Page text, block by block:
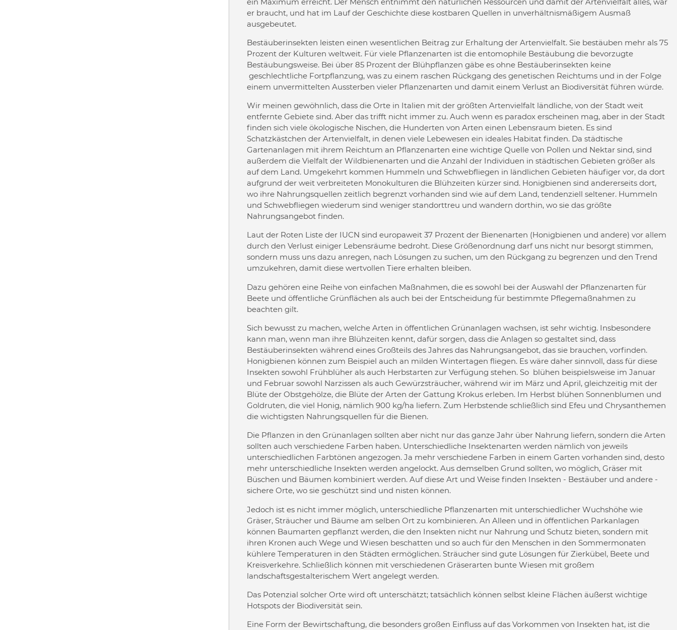
er braucht, und hat im Lauf der Geschichte diese kostbaren Quellen in unverhältnismäßigem Ausmaß
ausgebeutet.
Bestäuberinsekten leisten einen wesentlichen Beitrag zur Erhaltung der Artenvielfalt. Sie bestäuben mehr als 75
Prozent der Kulturen weltweit. Für viele Pflanzenarten ist die entomophile Bestäubung die bevorzugte
Bestäubungsweise. Bei über 85 Prozent der Blühpflanzen gäbe es ohne Bestäuberinsekten keine
geschlechtliche Fortpflanzung, was zu einem raschen Rückgang des genetischen Reichtums und in der Folge
einem unvermittelten Aussterben vieler Pflanzenarten und damit einem Verlust an Biodiversität führen würde.
Wir meinen gewöhnlich, dass die Orte in Italien mit der größten Artenvielfalt ländliche, von der Stadt weit
entfernte Gebiete sind. Aber das trifft nicht immer zu. Auch wenn es paradox erscheinen mag, aber in der Stadt
finden sich viele ökologische Nischen, die Hunderten von Arten einen Lebensraum bieten. Es sind
Schatzkästchen der Artenvielfalt, in denen viele Lebewesen ein ideales Habitat finden. Da städtische
Gartenanlagen mit ihrem Reichtum an Pflanzenarten eine wichtige Quelle von Pollen und Nektar sind, sind
außerdem die Vielfalt der Wildbienenarten und die Anzahl der Individuen in städtischen Gebieten größer als
auf dem Land. Umgekehrt kommen Hummeln und Schwebfliegen in ländlichen Gebieten häufiger vor, da dort
aufgrund der weit verbreiteten Monokulturen die Blühzeiten kürzer sind. Honigbienen sind andererseits dort,
wo ihre Nahrungsquellen zeitlich begrenzt vorhanden sind wie auf dem Land, tendenziell seltener. Hummeln
und Schwebfliegen wiederum sind weniger standorttreu und wandern dorthin, wo sie das größte
Nahrungsangebot finden.
Laut der Roten Liste der IUCN sind europaweit 37 Prozent der Bienenarten (Honigbienen und andere) vor allem
durch den Verlust einiger Lebensräume bedroht. Diese Größenordnung darf uns nicht nur besorgt stimmen,
sondern muss uns dazu anregen, nach Lösungen zu suchen, um den Rückgang zu begrenzen und den Trend
umzukehren, damit diese wertvollen Tiere erhalten bleiben.
Dazu gehören eine Reihe von einfachen Maßnahmen, die es sowohl bei der Auswahl der Pflanzenarten für
Beete und öffentliche Grünflächen als auch bei der Entscheidung für bestimmte Pflegemaßnahmen zu
beachten gilt.
Sich bewusst zu machen, welche Arten in öffentlichen Grünanlagen wachsen, ist sehr wichtig. Insbesondere
kann man, wenn man ihre Blühzeiten kennt, dafür sorgen, dass die Anlagen so gestaltet sind, dass
Bestäuberinsekten während eines Großteils des Jahres das Nahrungsangebot, das sie brauchen, vorfinden.
Honigbienen können zum Beispiel auch an milden Wintertagen fliegen. Es wäre daher sinnvoll, dass für diese
Insekten sowohl Frühblüher als auch Herbstarten zur Verfügung stehen. So blühen beispielsweise im Januar
und Februar sowohl Narzissen als auch Gewürzsträucher, während wir im März und April, gleichzeitig mit der
Blüte der Obstgehölze, die Blüte der Arten der Gattung Krokus erleben. Im Herbst blühen Sonnenblumen und
Goldruten, die viel Honig, nämlich 900 kg/ha liefern. Zum Herbstende schließlich sind Efeu und Chrysanthemen
die wichtigsten Nahrungsquellen für die Bienen.
Die Pflanzen in den Grünanlagen sollten aber nicht nur das ganze Jahr über Nahrung liefern, sondern die Arten
sollten auch verschiedene Farben haben. Unterschiedliche Insektenarten werden nämlich von jeweils
unterschiedlichen Farbtönen angezogen. Ja mehr verschiedene Farben in einem Garten vorhanden sind, desto
mehr unterschiedliche Insekten werden angelockt. Aus demselben Grund sollten, wo möglich, Gräser mit
Büschen und Bäumen kombiniert werden. Auf diese Art und Weise finden Insekten - Bestäuber und andere -
sichere Orte, wo sie geschützt sind und nisten können.
Jedoch ist es nicht immer möglich, unterschiedliche Pflanzenarten mit unterschiedlicher Wuchshöhe wie
Gräser, Sträucher und Bäume am selben Ort zu kombinieren. An Alleen und in öffentlichen Parkanlagen
können Baumarten gepflanzt werden, die den Insekten nicht nur Nahrung und Schutz bieten, sondern mit
ihren Kronen auch Wege und Wiesen beschatten und so auch für den Menschen in den Sommermonaten
kühlere Temperaturen in den Städten ermöglichen. Sträucher sind gute Lösungen für Zierkübel, Beete und
Kreisverkehre. Schließlich können mit verschiedenen Gräserarten bunte Wiesen mit großem
landschaftsgestalterischem Wert angelegt werden.
Das Potenzial solcher Orte wird oft unterschätzt; tatsächlich können selbst kleine Flächen äußerst wichtige
Hotspots der Biodiversität sein.
Eine Form der Bewirtschaftung, die besonders großen Einfluss auf das Vorkommen von Insekten hat, ist die